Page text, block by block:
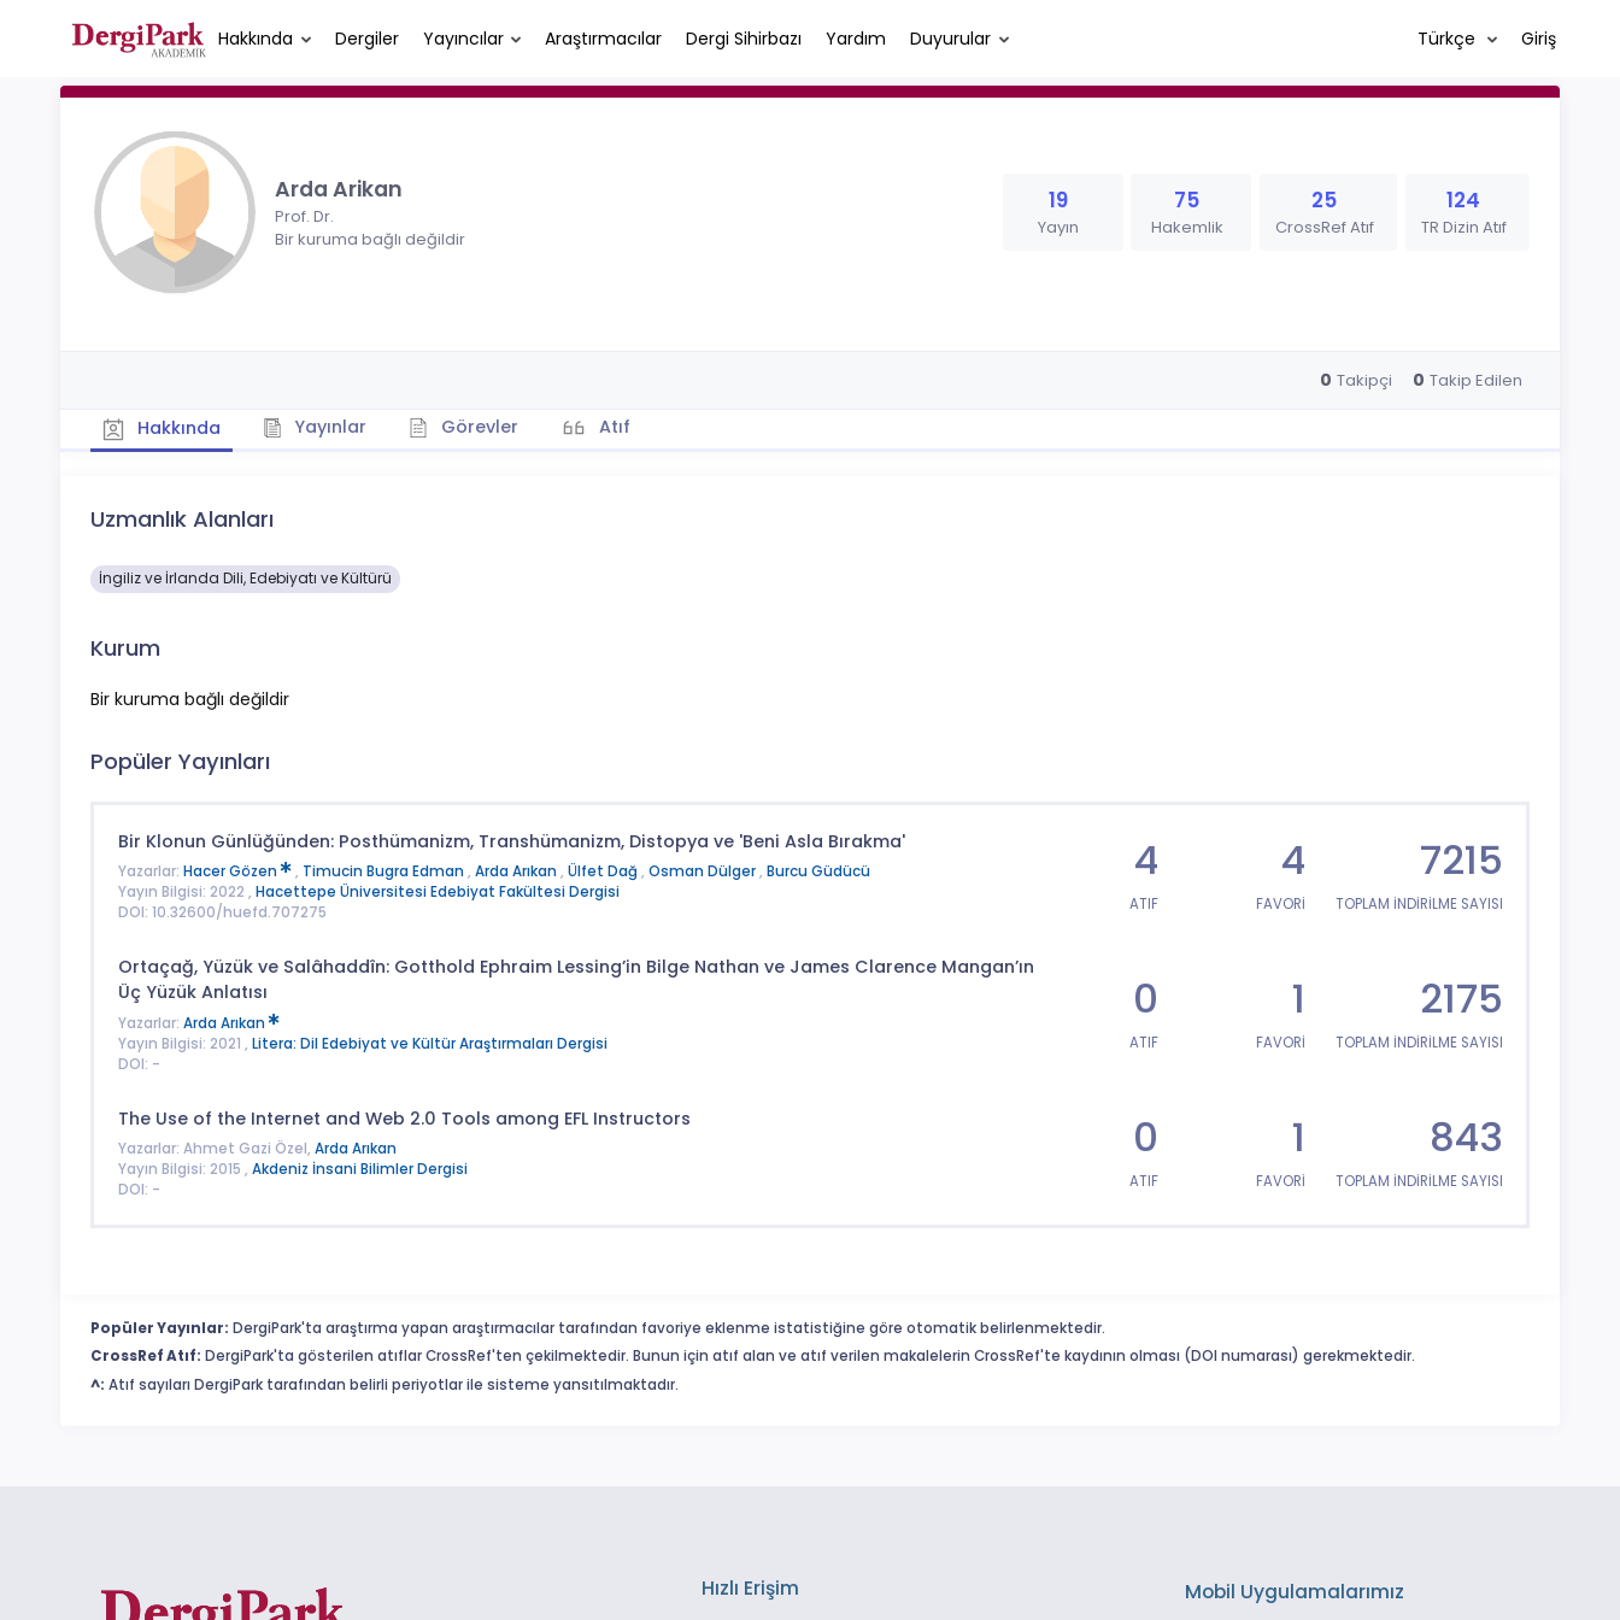
Hakkında Dergiler Yayıncılar Araştırmacılar Dergi Sihirbazı Yardım Duyurular Türkçe Giriş
Arda Arikan
Prof. Dr.
Bir kuruma bağlı değildir
19
Yayın
75
Hakemlik
25
CrossRef Atıf
124
TR Dizin Atıf
0 Takipçi 0 Takip Edilen
Hakkında Yayınlar Görevler Atıf
Uzmanlık Alanları
İngiliz ve İrlanda Dili, Edebiyatı ve Kültürü
Kurum
Bir kuruma bağlı değildir
Popüler Yayınları
Bir Klonun Günlüğünden: Posthümanizm, Transhümanizm, Distopya ve 'Beni Asla Bırakma'
Yazarlar: Hacer Gözen , Timucin Bugra Edman , Arda Arıkan , Ülfet Dağ , Osman Dülger, Burcu Güdücü
Yayın Bilgisi: 2022 , Hacettepe Üniversitesi Edebiyat Fakültesi Dergisi
DOI: 10.32600/huefd.707275
4
ATIF
4
FAVORİ
7215
TOPLAM İNDİRİLME SAYISI
Ortaçağ, Yüzük ve Salâhaddîn: Gotthold Ephraim Lessing’in Bilge Nathan ve James Clarence Mangan’ın
Üç Yüzük Anlatısı
Yazarlar: Arda Arıkan
Yayın Bilgisi: 2021 , Litera: Dil Edebiyat ve Kültür Araştırmaları Dergisi
DOI: -
0
ATIF
1
FAVORİ
2175
TOPLAM İNDİRİLME SAYISI
The Use of the Internet and Web 2.0 Tools among EFL Instructors
Yazarlar: Ahmet Gazi Özel, Arda Arıkan
Yayın Bilgisi: 2015 , Akdeniz İnsani Bilimler Dergisi
DOI: -
0
ATIF
1
FAVORİ
843
TOPLAM İNDİRİLME SAYISI
Popüler Yayınlar: DergiPark'ta araştırma yapan araştırmacılar tarafından favoriye eklenme istatistiğine göre otomatik belirlenmektedir.
CrossRef Atıf: DergiPark'ta gösterilen atıflar CrossRef'ten çekilmektedir. Bunun için atıf alan ve atıf verilen makalelerin CrossRef'te kaydının olması (DOI numarası) gerekmektedir.
^: Atıf sayıları DergiPark tarafından belirli periyotlar ile sisteme yansıtılmaktadır.
Hızlı Erişim Mobil Uygulamalarımız